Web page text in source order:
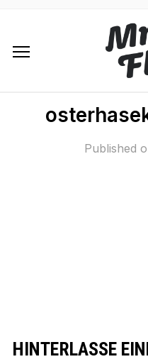
Published
HINTERLASSE